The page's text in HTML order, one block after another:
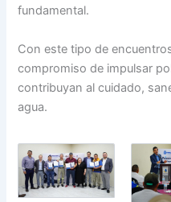
fundamental.
Con este tipo de
compromiso de impulsar
contribuyan al cuidado,
agua.